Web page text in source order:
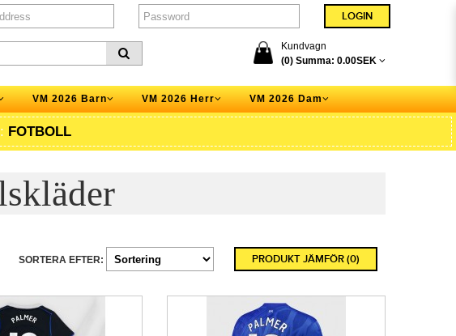
Kundvagn
(0) Summa: 0.00SEK
VM 2026 Barn VM 2026 Herr VM 2026 Dam
FOTBOLL
PRODUKT JÄMFÖR (0)
SORTERA EFTER: